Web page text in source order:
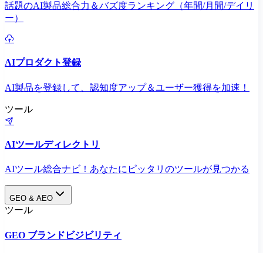
話題のAI製品総合力＆バズ度ランキング（年間/月間/デイリ
ー）
AIプロダクト登録
AI製品を登録して、認知度アップ＆ユーザー獲得を加速！
ツール
AIツールディレクトリ
AIツール総合ナビ！あなたにピッタリのツールが見つかる
GEO & AEO
ツール
GEO ブランドビジビリティ